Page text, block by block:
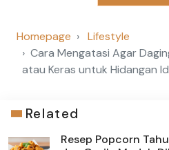
Homepage
Lifestyle
Cara Mengatasi Agar
atau Keras untuk Hidangan
Related
Resep Popcorn